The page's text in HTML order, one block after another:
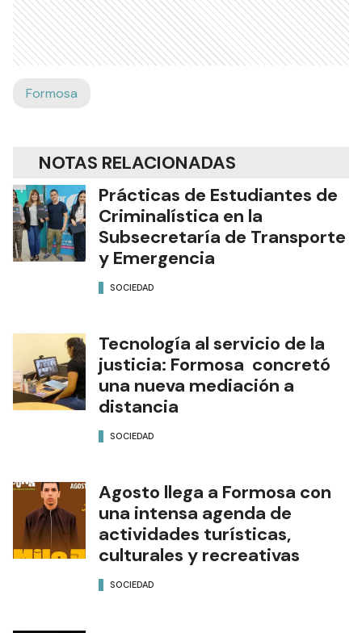
NOTAS RELACIONADAS
Prácticas de Estudiantes de
Criminalística en la
Subsecretaría de Transporte
y Emergencia
Tecnología al servicio de la
justicia: Formosa concretó
una nueva mediación a
distancia
Agosto llega a Formosa con
una intensa agenda de
actividades turísticas,
culturales y recreativas